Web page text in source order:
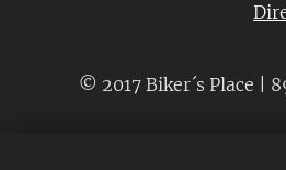
© 2017 Biker´s Place |